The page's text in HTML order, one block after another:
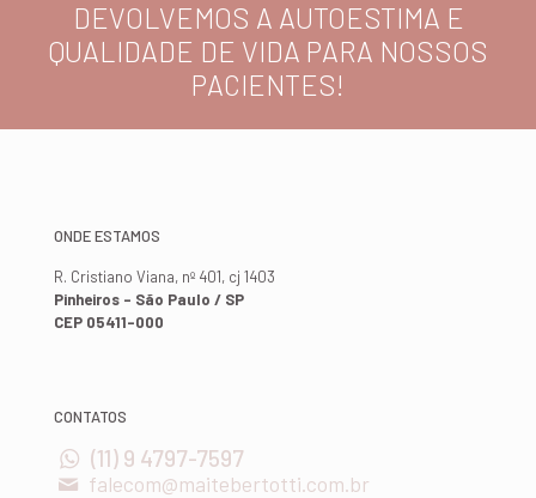
DEVOLVEMOS A AUTOESTIMA E
QUALIDADE DE VIDA PARA NOSSOS
PACIENTES!
ONDE ESTAMOS
R. Cristiano Viana, nº 401, cj 1403
Pinheiros - São Paulo / SP
CEP 05411-000
CONTATOS
(11) 9 4797-7597
falecom@maitebertotti.com.br